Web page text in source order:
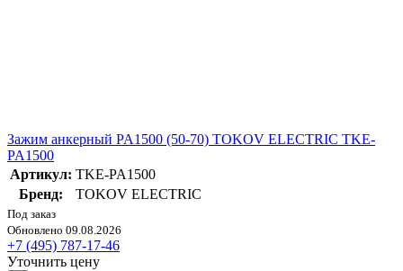
Зажим анкерный PA1500 (50-70) TOKOV ELECTRIC TKE-
PA1500
Артикул: TKE-PA1500
Бренд:
TOKOV ELECTRIC
Под заказ
Обновлено 09.08.2026
+7 (495) 787-17-46
Уточнить цену